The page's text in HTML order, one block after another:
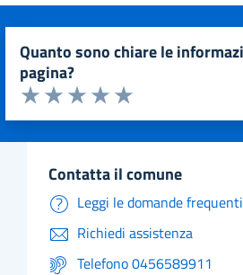
quanto sono chiare le informazioni su questa
pagina?
Valuta da 1 a 5 stelle la pagina
Valuta 5 stelle su 5
Valuta 4 stelle su 5
Valuta 3 stelle su 5
Valuta 2 stelle su 5
Valuta 1 stelle su 5
contatta il comune
Leggi le domande frequenti
Richiedi assistenza
Telefono 0456589911